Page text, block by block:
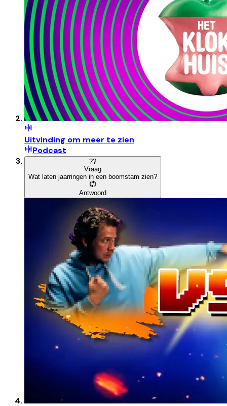
Uitvinding om meer te zien
Podcast
??
Vraag
Wat laten jaarringen in een boomstam zien?
Antwoord